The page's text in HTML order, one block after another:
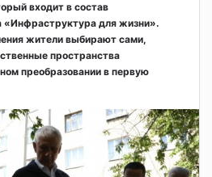
входит в состав
«Инфраструктура для жизни».
жители выбирают сами,
пространства
преобразовании в первую